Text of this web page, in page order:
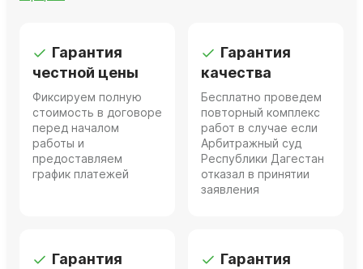
Гарантия
честной цены
Фиксируем полную
стоимость в договоре
перед началом
работы и
предоставляем
график платежей
Гарантия
качества
Бесплатно проведем
повторный комплекс
работ в случае если
Арбитражный суд
Республики Дагестан
отказал в принятии
заявления
Гарантия
Гарантия